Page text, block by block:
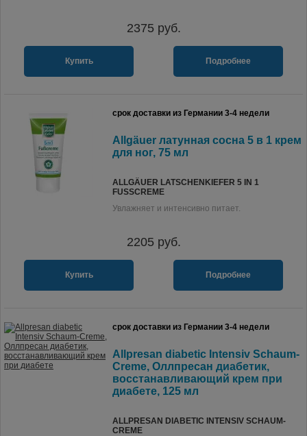
2375 руб.
Купить Подробнее
срок доставки из Германии 3-4 недели
Allgäuer латунная сосна 5 в 1 крем
для ног, 75 мл
ALLGÄUER LATSCHENKIEFER 5 IN 1
FUSSCREME
Увлажняет и интенсивно питает.
2205 руб.
Купить Подробнее
срок доставки из Германии 3-4 недели
Allpresan diabetic Intensiv Schaum-
Creme, Оллпресан диабетик,
восстанавливающий крем при
диабете, 125 мл
ALLPRESAN DIABETIC INTENSIV SCHAUM-
CREME